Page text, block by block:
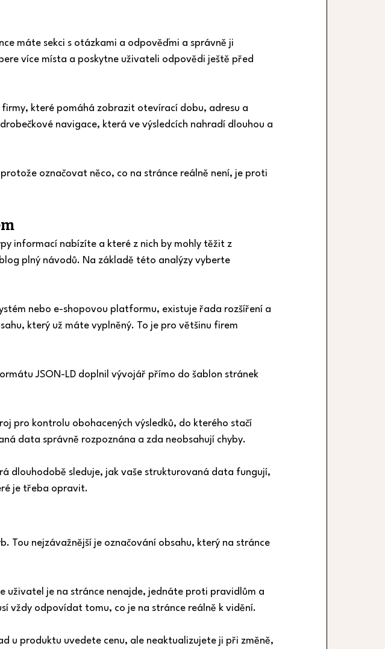
máte sekci s otázkami a odpověďmi a správně ji
více místa a poskytne uživateli odpovědi ještě před
které pomáhá zobrazit otevírací dobu, adresu a
navigace, která ve výsledcích nahradí dlouhou a
označovat něco, co na stránce reálně není, je proti
informací nabízíte a které z nich by mohly těžit z
plný návodů. Na základě této analýzy vyberte
nebo e-shopovou platformu, existuje řada rozšíření a
který už máte vyplněný. To je pro většinu firem
JSON-LD doplnil vývojář přímo do šablon stránek
pro kontrolu obohacených výsledků, do kterého stačí
data správně rozpoznána a zda neobsahují chyby.
dlouhodobě sleduje, jak vaše strukturovaná data fungují,
je třeba opravit.
Tou nejzávažnější je označování obsahu, který na stránce
uživatel je na stránce nenajde, jednáte proti pravidlům a
vždy odpovídat tomu, co je na stránce reálně k vidění.
u produktu uvedete cenu, ale neaktualizujete ji při změně,